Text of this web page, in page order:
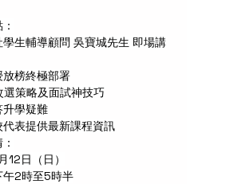
學生輔導顧問 吳寶城先生 即場講
放榜終極部署
選策略及面試神技巧
升學疑難
代表提供最新課程資訊
12日（日）
午2時至5時半